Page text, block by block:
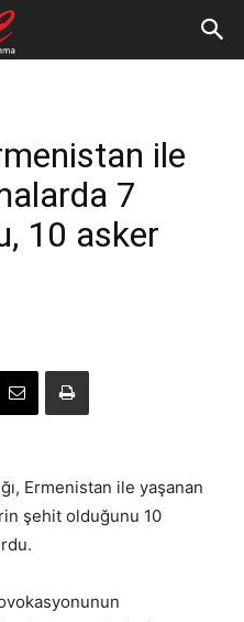
ile
7
10 asker
Ermenistan ile yaşanan
şehit olduğunu 10